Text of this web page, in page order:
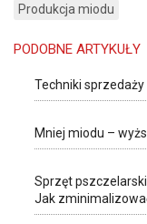
Produkcja miodu
PODOBNE ARTYKUŁY
Techniki sprzedaży
Mniej miodu –
Sprzęt pszczelarski
Jak